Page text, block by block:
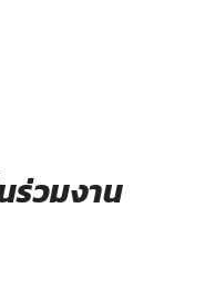
วมงาน